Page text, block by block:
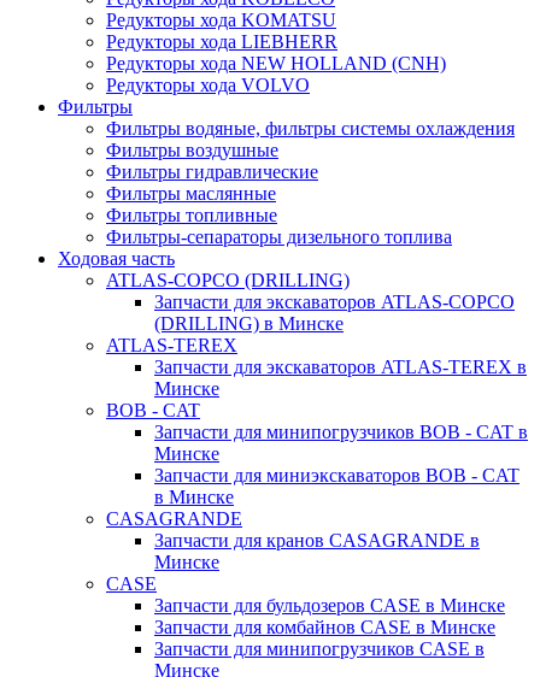
Редукторы хода KOMATSU
Редукторы хода LIEBHERR
Редукторы хода NEW HOLLAND (CNH)
Редукторы хода VOLVO
Фильтры
Фильтры водяные, фильтры системы охлаждения
Фильтры воздушные
Фильтры гидравлические
Фильтры маслянные
Фильтры топливные
Фильтры-сепараторы дизельного топлива
Ходовая часть
ATLAS-COPCO (DRILLING)
Запчасти для экскаваторов ATLAS-COPCO
(DRILLING) в Минске
ATLAS-TEREX
Запчасти для экскаваторов ATLAS-TEREX в
Минске
BOB - CAT
Запчасти для минипогрузчиков BOB - CAT в
Минске
Запчасти для миниэкскаваторов BOB - CAT
в Минске
CASAGRANDE
Запчасти для кранов CASAGRANDE в
Минске
CASE
Запчасти для бульдозеров CASE в Минске
Запчасти для комбайнов CASE в Минске
Запчасти для минипогрузчиков CASE в
Минске